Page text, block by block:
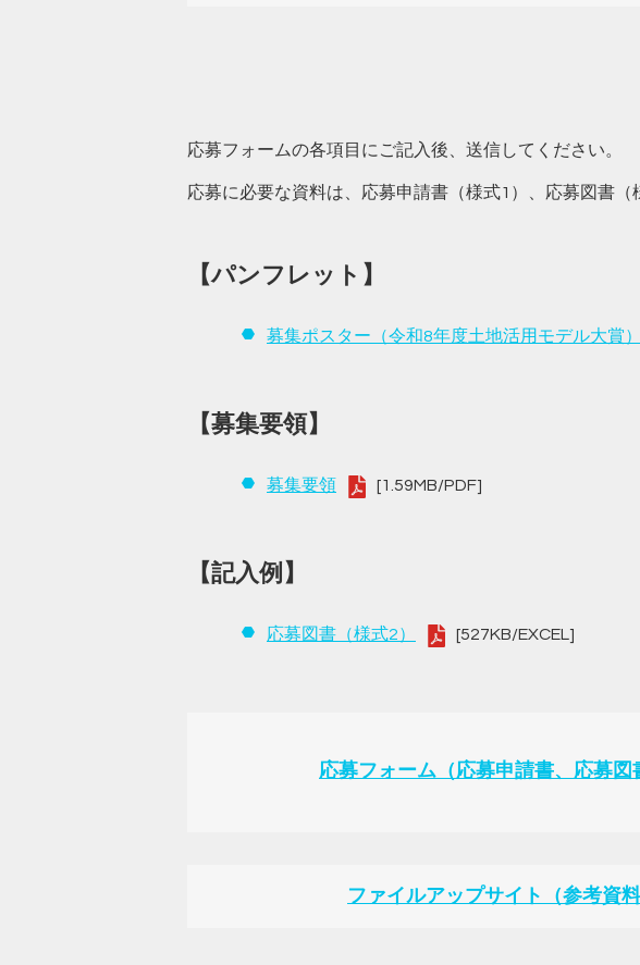
応募フォームの各項目にご記入後、送信してください。
応募に必要な資料は、応募申請書（様式1）、応募図書
【パンフレット】
募集ポスター（令和8年度土地活用モデル大賞）
【募集要領】
募集要領 [1.59MB/PDF]
【記入例】
応募図書（様式2） [527KB/EXCEL]
応募フォーム（応募申請書、応募
ファイルアップサイト（参考資